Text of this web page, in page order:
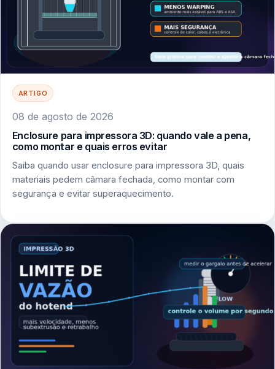
ARTIGO
08 de agosto de 2026
Enclosure para impressora 3D: quando vale a pena,
como montar e quais erros evitar
Saiba quando usar enclosure para impressora 3D, quais
materiais pedem câmara fechada, como montar com
segurança e evitar superaquecimento.